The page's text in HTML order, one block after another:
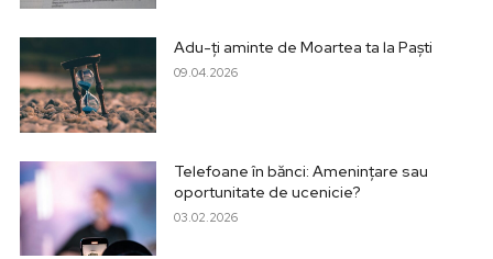
Adu-ți aminte de Moartea ta la Paști
09.04.2026
Telefoane în bănci: Amenințare sau
oportunitate de ucenicie?
03.02.2026